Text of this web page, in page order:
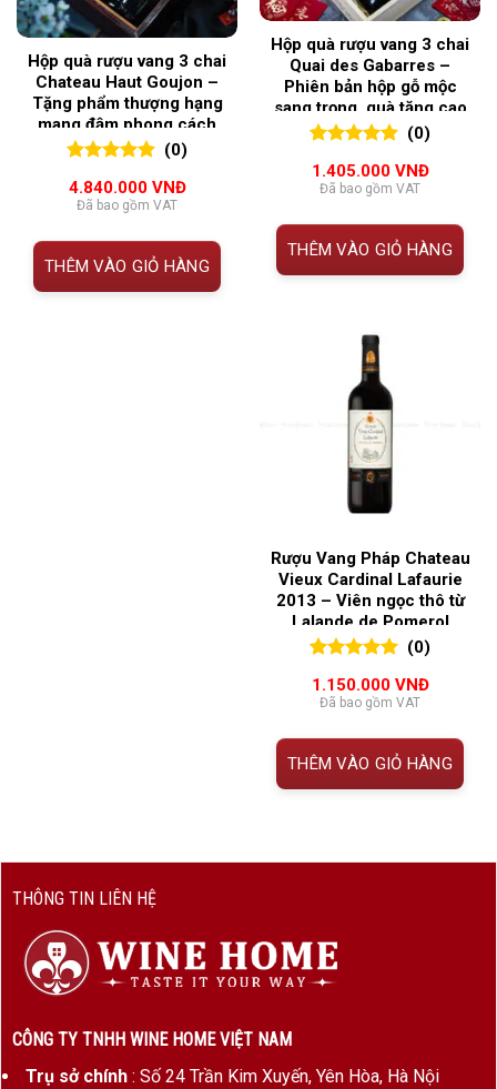
Hộp quà rượu vang 3 chai
Quai des Gabarres –
Phiên bản hộp gỗ mộc
sang trọng, quà tặng cao
cấp từ Pháp
đánh giá
(0)
1.405.000 VNĐ
Đã bao gồm VAT
THÊM VÀO GIỎ HÀNG
Hộp quà rượu vang 3 chai
Chateau Haut Goujon –
Tặng phẩm thượng hạng
mang đậm phong cách
Bordeaux
đánh giá
(0)
4.840.000 VNĐ
Đã bao gồm VAT
THÊM VÀO GIỎ HÀNG
Rượu Vang Pháp Chateau
Vieux Cardinal Lafaurie
2013 – Viên ngọc thô từ
Lalande de Pomerol
đánh giá
(0)
1.150.000 VNĐ
Đã bao gồm VAT
THÊM VÀO GIỎ HÀNG
THÔNG TIN LIÊN HỆ
CÔNG TY TNHH WINE HOME VIỆT NAM
Trụ sở chính: Số 24 Trần Kim Xuyến, Yên Hòa, Hà Nội